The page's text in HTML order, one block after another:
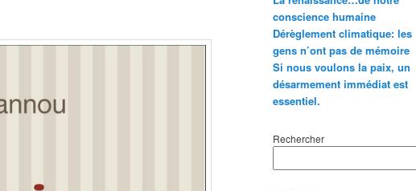
conscience humaine
Dérèglement climatique: les
gens n’ont pas de mémoire
Si nous voulons la paix, un
désarmement immédiat est
essentiel.
Rechercher